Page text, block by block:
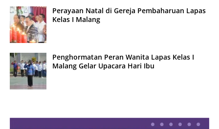
Perayaan Natal di Gereja Pembaharuan Lapas
Kelas I Malang
Penghormatan Peran Wanita Lapas Kelas I
Malang Gelar Upacara Hari Ibu